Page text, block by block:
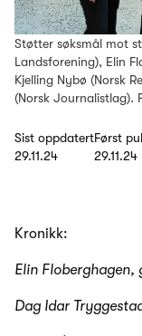
Støtter søksmål mot
Landsforening), Elin
Kjelling Nybø (Norsk
(Norsk Journalistlag).
Sist oppdatert
29.11.24
Først
29.11.24
Kronikk:
Elin Floberghagen,
Dag Idar